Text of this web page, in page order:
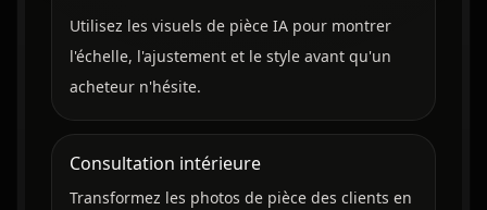
Utilisez les visuels de pièce IA pour montrer
l'échelle, l'ajustement et le style avant qu'un
acheteur n'hésite.
Consultation intérieure
Transformez les photos de pièce des clients en